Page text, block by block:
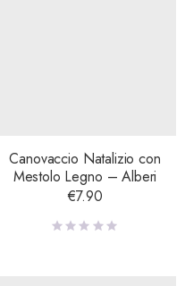
Canovaccio Natalizio con
Mestolo Legno – Alberi
€7.90